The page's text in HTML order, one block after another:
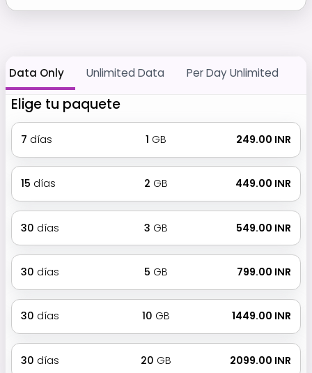
Data Only Unlimited Data Per Day Unlimited
Elige tu paquete
7 días 1 GB ₹ 249.00 INR
15 días 2 GB ₹ 449.00 INR
30 días 3 GB ₹ 549.00 INR
30 días 5 GB ₹ 799.00 INR
30 días 10 GB ₹ 1449.00 INR
30 días 20 GB ₹ 2099.00 INR